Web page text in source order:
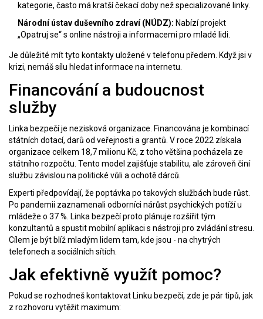
kategorie, často má kratší čekací doby než specializované linky.
Národní ústav duševního zdraví (NÚDZ): Nabízí projekt
„Opatruj se“ s online nástroji a informacemi pro mladé lidi.
Je důležité mít tyto kontakty uložené v telefonu předem. Když jsi v
krizi, nemáš sílu hledat informace na internetu.
Financování a budoucnost
služby
Linka bezpečí je nezisková organizace. Financována je kombinací
státních dotací, darů od veřejnosti a grantů. V roce 2022 získala
organizace celkem 18,7 milionu Kč, z toho většina pocházela ze
státního rozpočtu. Tento model zajišťuje stabilitu, ale zároveň činí
službu závislou na politické vůli a ochotě dárců.
Experti předpovídají, že poptávka po takových službách bude růst.
Po pandemii zaznamenali odborníci nárůst psychických potíží u
mládeže o 37 %. Linka bezpečí proto plánuje rozšířit tým
konzultantů a spustit mobilní aplikaci s nástroji pro zvládání stresu.
Cílem je být blíž mladým lidem tam, kde jsou - na chytrých
telefonech a sociálních sítích.
Jak efektivně využít pomoc?
Pokud se rozhodneš kontaktovat Linku bezpečí, zde je pár tipů, jak
z rozhovoru vytěžit maximum: